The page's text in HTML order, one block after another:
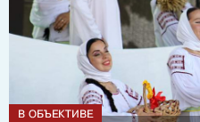
В ОБЪЕКТИВЕ